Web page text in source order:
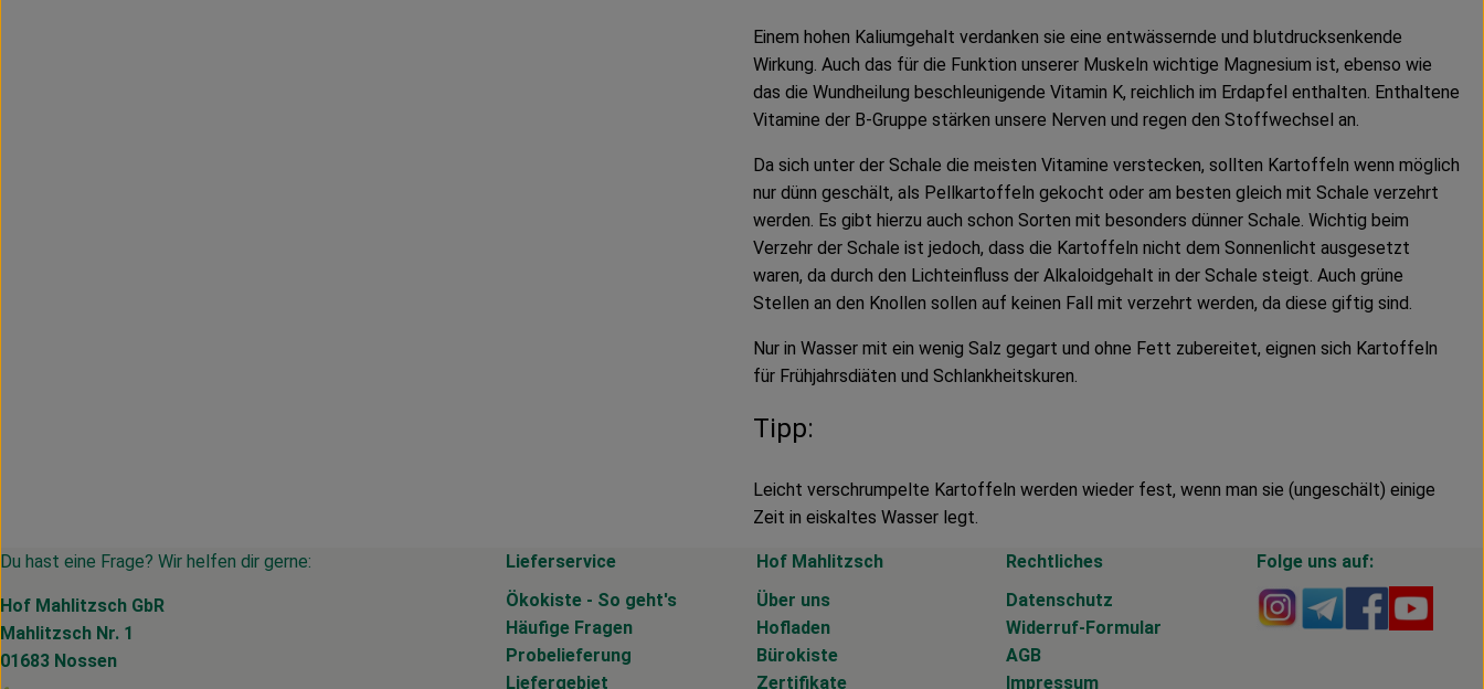
Einem hohen Kaliumgehalt verdanken sie eine entwässernde und blutdrucksenkende
Wirkung. Auch das für die Funktion unserer Muskeln wichtige Magnesium ist, ebenso wie
das die Wundheilung beschleunigende Vitamin K, reichlich im Erdapfel enthalten. Enthaltene
Vitamine der B-Gruppe stärken unsere Nerven und regen den Stoffwechsel an.
Da sich unter der Schale die meisten Vitamine verstecken, sollten Kartoffeln wenn möglich
nur dünn geschält, als Pellkartoffeln gekocht oder am besten gleich mit Schale verzehrt
werden. Es gibt hierzu auch schon Sorten mit besonders dünner Schale. Wichtig beim
Verzehr der Schale ist jedoch, dass die Kartoffeln nicht dem Sonnenlicht ausgesetzt
waren, da durch den Lichteinfluss der Alkaloidgehalt in der Schale steigt. Auch grüne
Stellen an den Knollen sollen auf keinen Fall mit verzehrt werden, da diese giftig sind.
Nur in Wasser mit ein wenig Salz gegart und ohne Fett zubereitet, eignen sich Kartoffeln
für Frühjahrsdiäten und Schlankheitskuren.
Tipp:
Leicht verschrumpelte Kartoffeln werden wieder fest, wenn man sie (ungeschält) einige
Zeit in eiskaltes Wasser legt.
Du hast eine Frage? Wir helfen dir gerne:
Hof Mahlitzsch GbR
Mahlitzsch Nr. 1
01683 Nossen
Lieferservice
Ökokiste - So geht's
Häufige Fragen
Probelieferung
Liefergebiet
Hof Mahlitzsch
Über uns
Hofladen
Bürokiste
Zertifikate
Rechtliches
Datenschutz
Widerruf-Formular
AGB
Impressum
Folge uns auf:
Externer Link zu
Externer Link
Externer